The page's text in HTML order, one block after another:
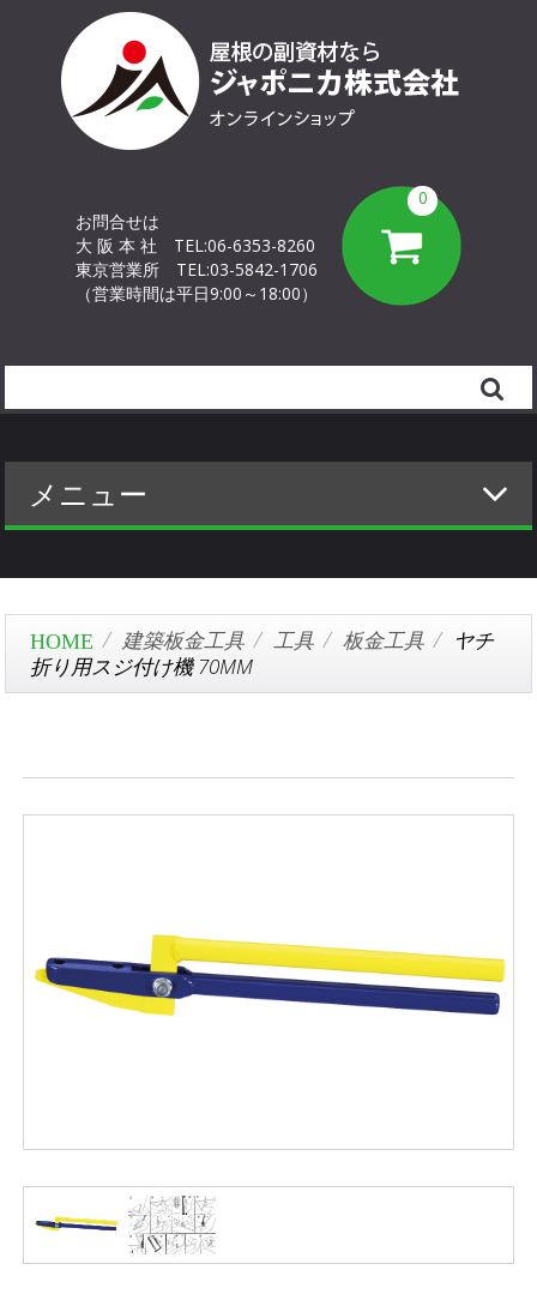
お問合せは
大 阪 本 社 TEL:06-6353-8260
東京営業所 TEL:03-5842-1706
（営業時間は平日9:00～18:00）
0
メニュー
建築板金工具 工具 板金工具
ヤチ
折り用スジ付け機 70MM